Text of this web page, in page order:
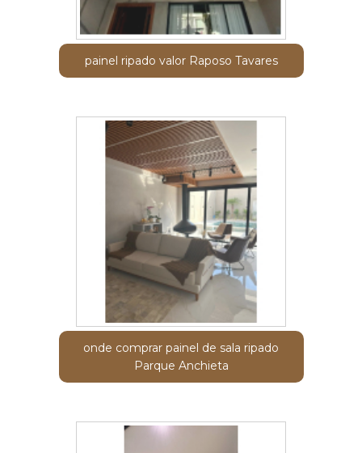
painel ripado valor Raposo Tavares
onde comprar painel de sala ripado
Parque Anchieta